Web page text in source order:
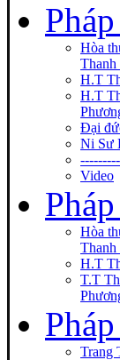
Hòa
H.T
H.T
Đại
Ni Sư
Video
Hòa
H.T
T.T
Trang